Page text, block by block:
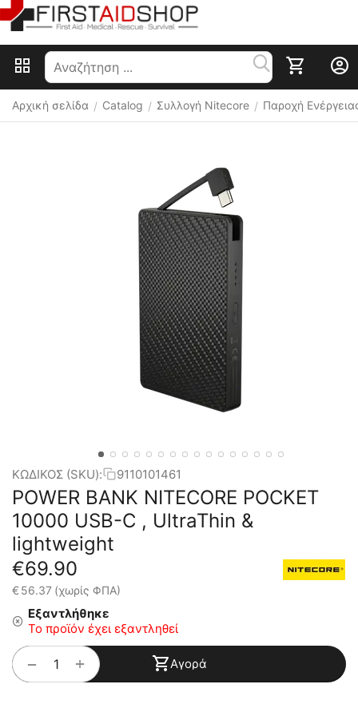
Αρχική σελίδα / Catalog / Συλλογή Nitecore / Παροχή
ΚΩΔΙΚΟΣ (SKU): 9110101461
POWER BANK NITECORE POCKET
10000 USB-C , UltraThin &
lightweight
€69.90
€56.37 (χωρίς ΦΠΑ)
Εξαντλήθηκε
Το προϊόν έχει εξαντληθεί
+
− Αγορά